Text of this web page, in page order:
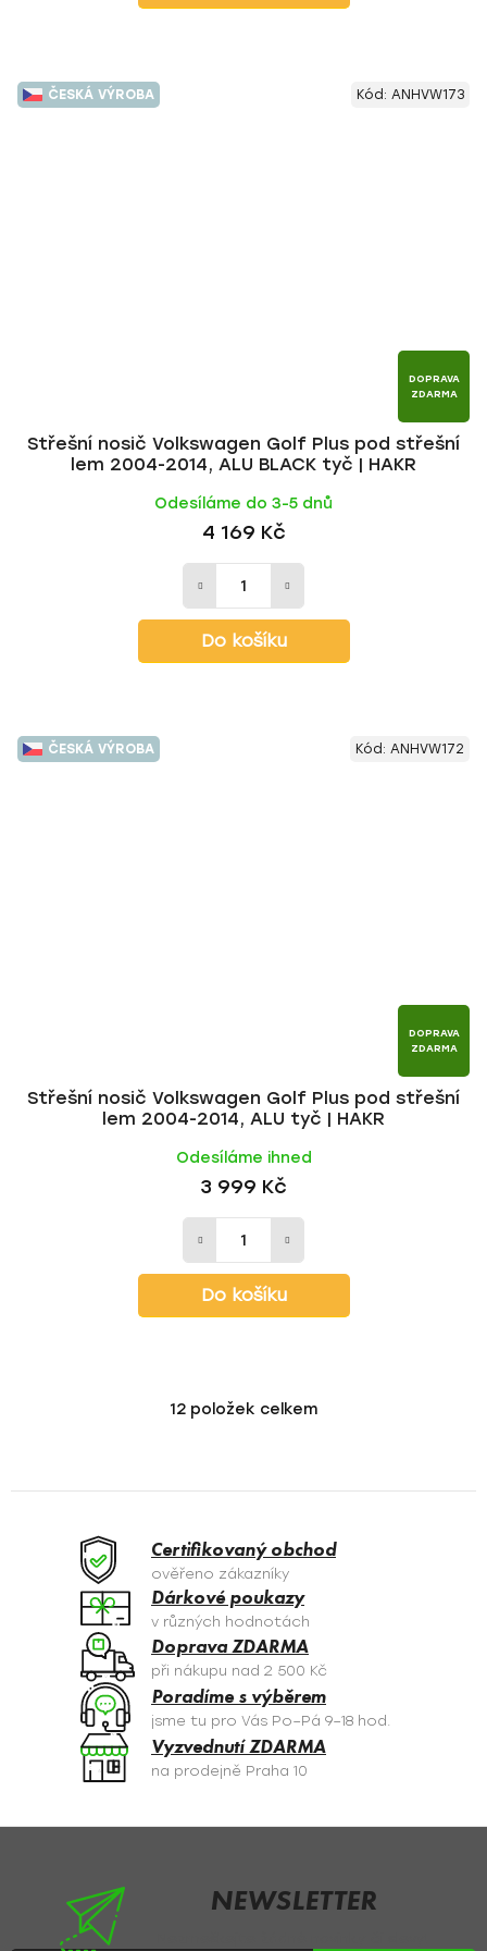
ČESKÁ VÝROBA
DOPRAVA
ZDARMA
Střešní nosič Volkswagen Golf Plus pod střešní
lem 2004-2014, ALU BLACK tyč | HAKR
Odesíláme do 3-5 dnů
4 169 Kč
Do košíku
Kód: ANHVW173
ČESKÁ VÝROBA
DOPRAVA
ZDARMA
Střešní nosič Volkswagen Golf Plus pod střešní
lem 2004-2014, ALU tyč | HAKR
Odesíláme ihned
3 999 Kč
Do košíku
Kód: ANHVW172
O
á
c
í
p
r
v
k
y
v
ý
p
s
12 položek celkem
Certifikovaný obchod
ověřeno zákazníky
Dárkové poukazy
v různých hodnotách
Doprava ZDARMA
při nákupu nad 2 500 Kč
Poradíme s výběrem
jsme tu pro Vás Po–Pá 9–18 hod.
Vyzvednutí ZDARMA
na prodejně Praha 10
NEWSLETTER